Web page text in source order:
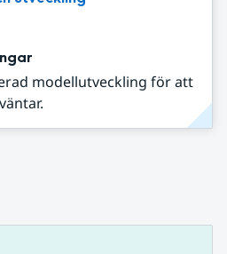
modellutveckling för att